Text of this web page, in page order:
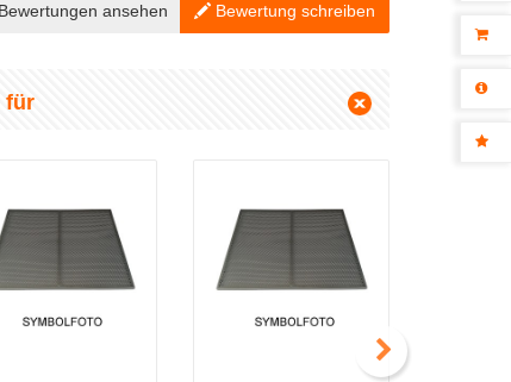
Bewertungen ansehen Bewertung schreiben
für